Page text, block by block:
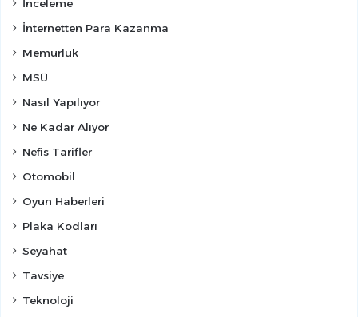
İnceleme
İnternetten Para Kazanma
Memurluk
MSÜ
Nasıl Yapılıyor
Ne Kadar Alıyor
Nefis Tarifler
Otomobil
Oyun Haberleri
Plaka Kodları
Seyahat
Tavsiye
Teknoloji